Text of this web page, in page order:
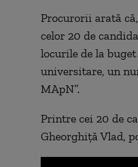
Procurorii arată
celor 20 de
locurile de la
universitare, un
MApN”.
Printre cei 20 de
Gheorghiță Vlad,